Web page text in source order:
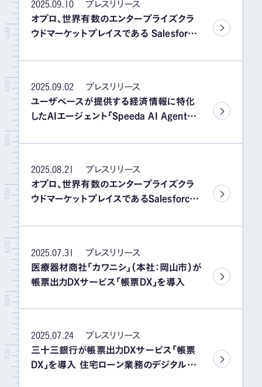
2025.09.10
プレスリリース
オプロ、世界有数のエンタープライズクラ
ウドマーケットプレイスである Salesforce
2025.09.02
プレスリリース
ユーザベースが提供する経済情報に特化
したAIエージェント「Speeda AI Agent
込みサービス「オプロアーツ」が採用
2025.08.21
プレスリリース
オプロ、世界有数のエンタープライズクラ
ウドマーケットプレイスであるSalesforce
トフォーム「Agentファイル」を発表
2025.07.31
プレスリリース
医療器材商社「カワニシ」（本社：岡山市）が
帳票出力DXサービス「帳票DX」を導入
2025.07.24
プレスリリース
三十三銀行が帳票出力DXサービス「帳票
DX」を導入 住宅ローン業務のデジタル化